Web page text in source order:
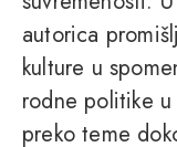
autorica
kulture u
rodne politike
preko teme